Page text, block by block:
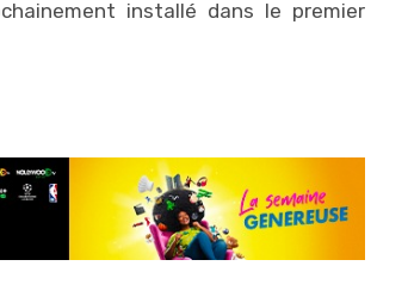
installé dans le premier